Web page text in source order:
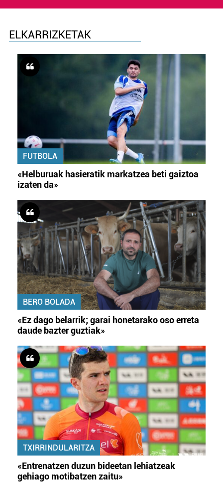
ELKARRIZKETAK
FUTBOLA
«Helburuak hasieratik markatzea beti gaiztoa
izaten da»
BERO BOLADA
«Ez dago belarrik; garai honetarako oso erreta
daude bazter guztiak»
TXIRRINDULARITZA
«Entrenatzen duzun bideetan lehiatzeak
gehiago motibatzen zaitu»